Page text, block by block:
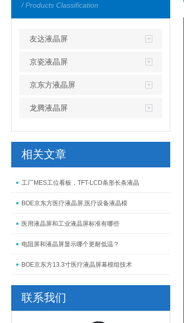
/ Products Classification
友达液晶屏
京瓷液晶屏
京东方液晶屏
龙腾液晶屏
相关文章
工厂MES工位看板，TFT-LCD条形长条液晶
BOE京东方医疗液晶屏,医疗设备液晶模
医用液晶屏和工业液晶屏标准有哪些
电阻屏和液晶屏显示哪个更耐低温？
BOE京东方13.3寸医疗液晶屏幕模组技术
联系我们